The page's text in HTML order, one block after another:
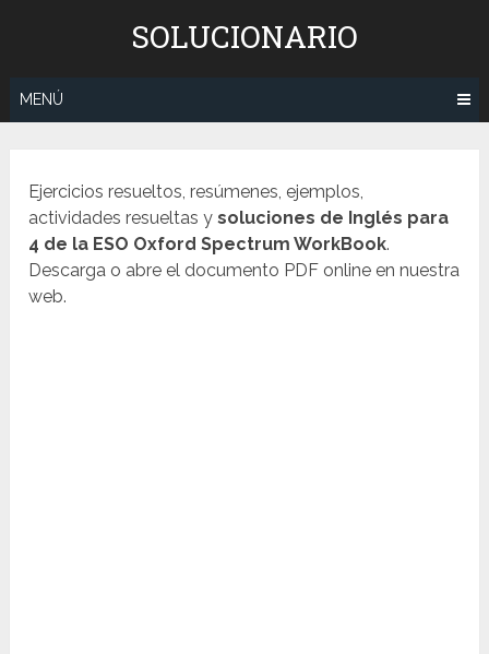
SOLUCIONARIO
MENÚ
Ejercicios resueltos, resúmenes, ejemplos,
actividades resueltas ysoluciones de Inglés para
4 de la ESO Oxford Spectrum WorkBook.
Descarga o abre el documento PDF online en nuestra
web.